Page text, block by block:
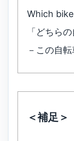
Which
「どちら
－この自転
＜補足＞